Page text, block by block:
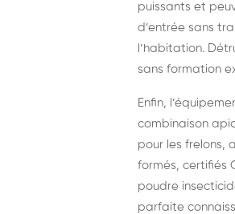
puissants et
d’entrée sans
l’habitation.
sans formation
Enfin,
combinaison
pour les frelons,
formés, certifiés
poudre
parfaite